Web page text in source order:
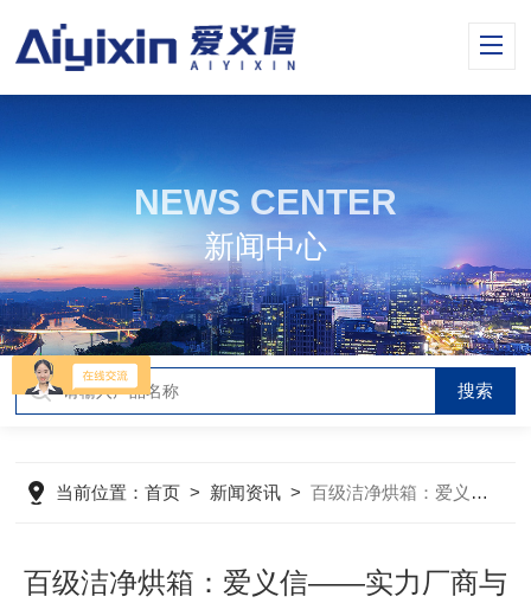
NEWS CENTER
新闻中心
当前位置：首页 > 新闻资讯 >百级洁净烘箱：爱义信——实力厂商与优质品牌中的璀璨明珠
百级洁净烘箱：爱义信——实力厂商与